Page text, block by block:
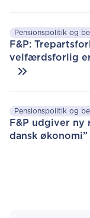
Pensionspolitik og
F&P:
velfærdsforlig
Pensionspolitik og
F&P udgiver ny
dansk økonomi”